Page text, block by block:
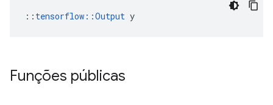
:: tensorflow::Output y
Funções públicas